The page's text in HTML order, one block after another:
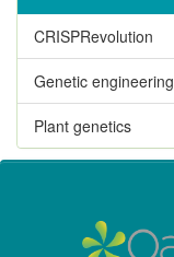
CRISPRevolution
Genetic engineering
Plant genetics